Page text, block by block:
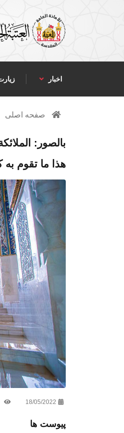
اخبار
صفحه اصلی
بالصور:
هذا ما تقوم به
18/05/2022
پیوست ها